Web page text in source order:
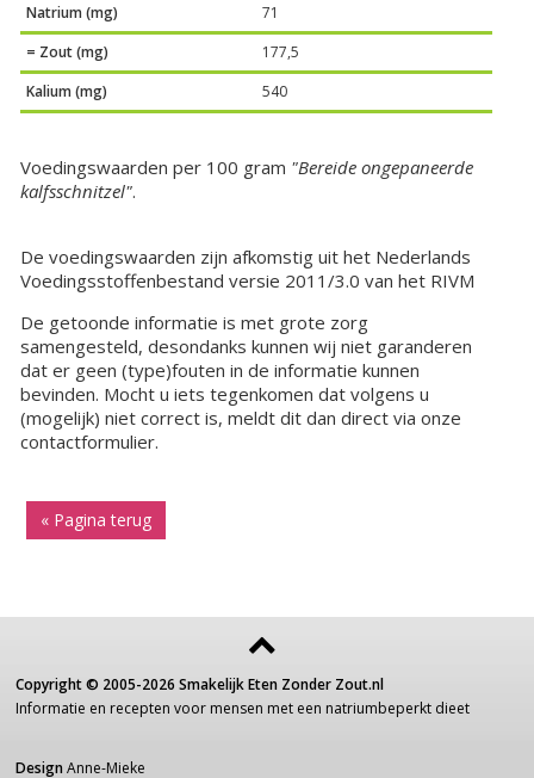
Natrium (mg)
71
= Zout (mg)
177,5
Kalium (mg)
540
Voedingswaarden per 100 gram "Bereide ongepaneerde
kalfsschnitzel".
De voedingswaarden zijn afkomstig uit het Nederlands
Voedingsstoffenbestand versie 2011/3.0 van het RIVM
De getoonde informatie is met grote zorg
samengesteld, desondanks kunnen wij niet garanderen
dat er geen (type)fouten in de informatie kunnen
bevinden. Mocht u iets tegenkomen dat volgens u
(mogelijk) niet correct is, meldt dit dan direct via onze
contactformulier.
« Pagina terug
Copyright © 2005-2026 Smakelijk Eten Zonder Zout.nl
Informatie en recepten voor mensen met een natriumbeperkt dieet
Design Anne-Mieke